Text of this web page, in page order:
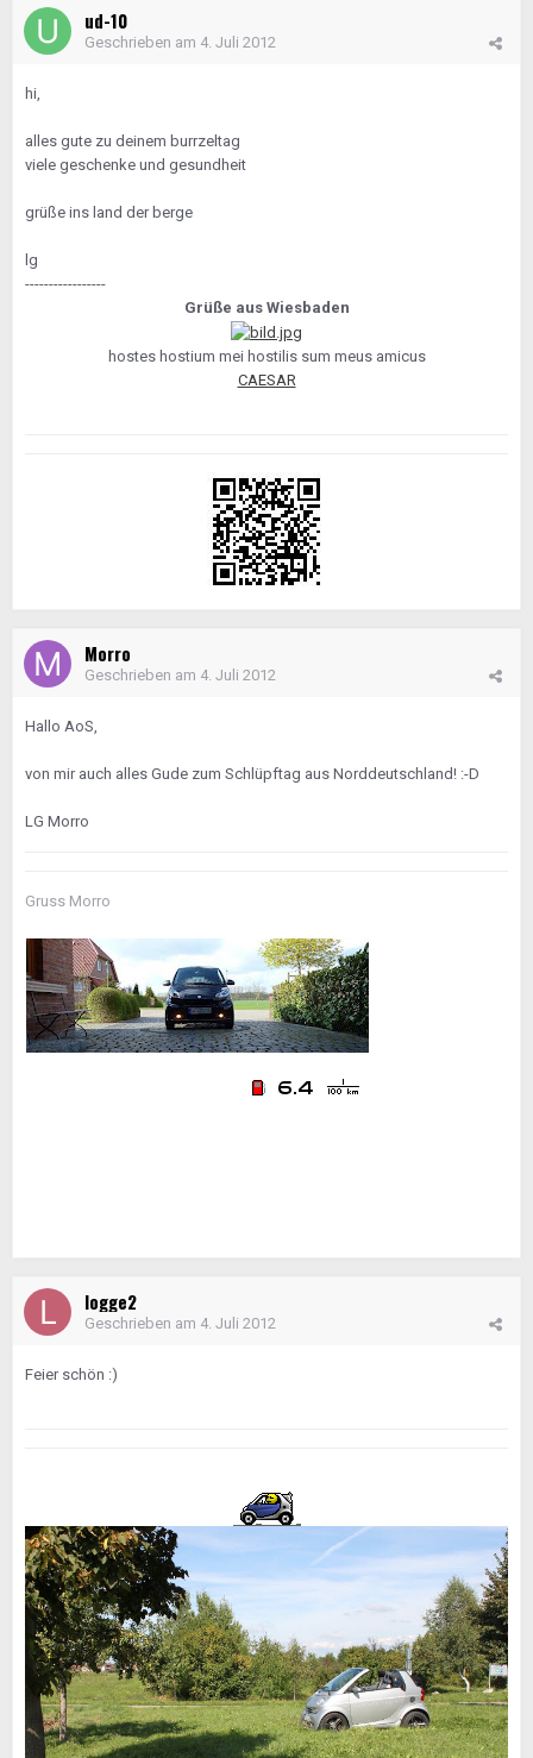
ud-10
Geschrieben am 4. Juli 2012
hi,
alles gute zu deinem burrzeltag
viele geschenke und gesundheit
grüße ins land der berge
lg
-----------------
Grüße aus Wiesbaden
hostes hostium mei hostilis sum meus amicus
CAESAR
Morro
Geschrieben am 4. Juli 2012
Hallo AoS,
von mir auch alles Gude zum Schlüpftag aus Norddeutschland! :-D
LG Morro
Gruss Morro
logge2
Geschrieben am 4. Juli 2012
Feier schön :)